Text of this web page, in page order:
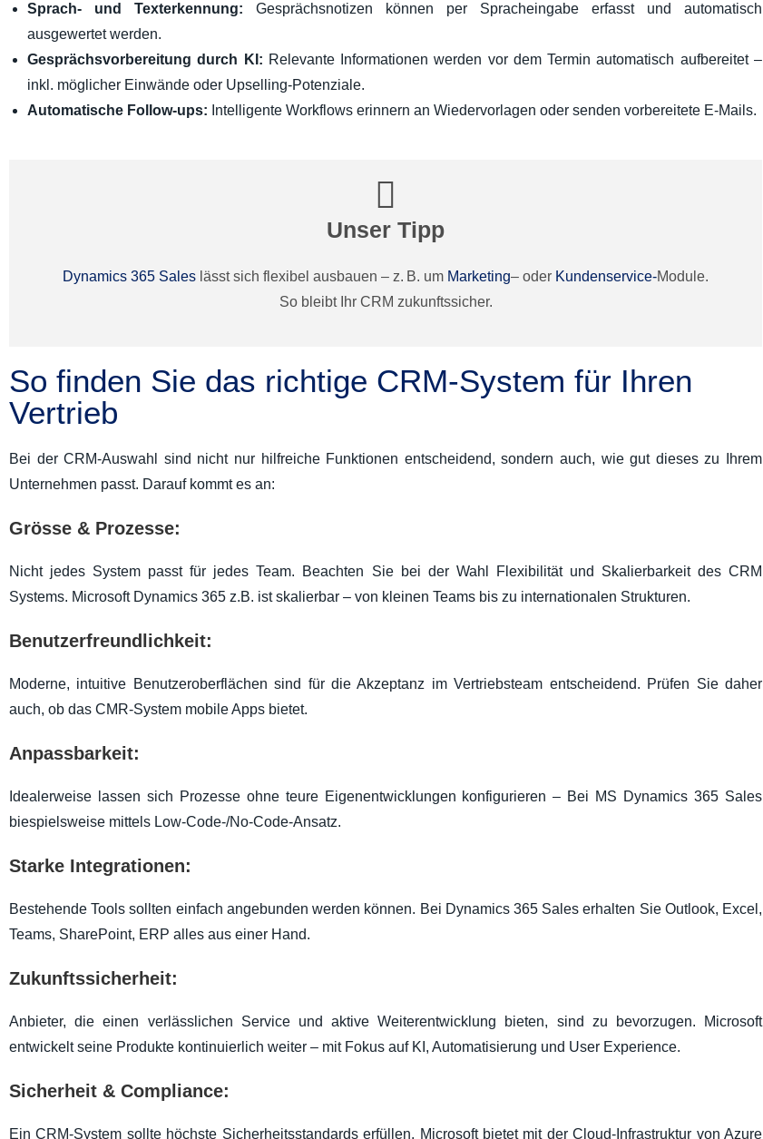
Sprach- und Texterkennung: Gesprächsnotizen können per Spracheingabe erfasst und automatisch
ausgewertet werden.
Gesprächsvorbereitung durch KI: Relevante Informationen werden vor dem Termin automatisch aufbereitet –
inkl. möglicher Einwände oder Upselling-Potenziale.
Automatische Follow-ups: Intelligente Workflows erinnern an Wiedervorlagen oder senden vorbereitete E-Mails.
Unser Tipp
Dynamics 365 Sales lässt sich flexibel ausbauen – z. B. um Marketing– oder Kundenservice-Module.
So bleibt Ihr CRM zukunftssicher.
So finden Sie das richtige CRM-System für Ihren
Vertrieb
Bei der CRM-Auswahl sind nicht nur hilfreiche Funktionen entscheidend, sondern auch, wie gut dieses zu Ihrem
Unternehmen passt. Darauf kommt es an:
Grösse & Prozesse:
Nicht jedes System passt für jedes Team. Beachten Sie bei der Wahl Flexibilität und Skalierbarkeit des CRM
Systems. Microsoft Dynamics 365 z.B. ist skalierbar – von kleinen Teams bis zu internationalen Strukturen.
Benutzerfreundlichkeit:
Moderne, intuitive Benutzeroberflächen sind für die Akzeptanz im Vertriebsteam entscheidend. Prüfen Sie daher
auch, ob das CMR-System mobile Apps bietet.
Anpassbarkeit:
Idealerweise lassen sich Prozesse ohne teure Eigenentwicklungen konfigurieren – Bei MS Dynamics 365 Sales
biespielsweise mittels Low-Code-/No-Code-Ansatz.
Starke Integrationen:
Bestehende Tools sollten einfach angebunden werden können. Bei Dynamics 365 Sales erhalten Sie Outlook, Excel,
Teams, SharePoint, ERP alles aus einer Hand.
Zukunftssicherheit:
Anbieter, die einen verlässlichen Service und aktive Weiterentwicklung bieten, sind zu bevorzugen. Microsoft
entwickelt seine Produkte kontinuierlich weiter – mit Fokus auf KI, Automatisierung und User Experience.
Sicherheit & Compliance:
Ein CRM-System sollte höchste Sicherheitsstandards erfüllen. Microsoft bietet mit der Cloud-Infrastruktur von Azure